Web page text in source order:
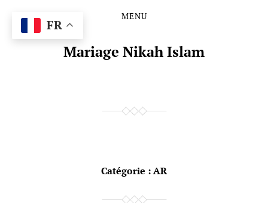
MENU
Mariage Nikah Islam
Catégorie :AR
FR